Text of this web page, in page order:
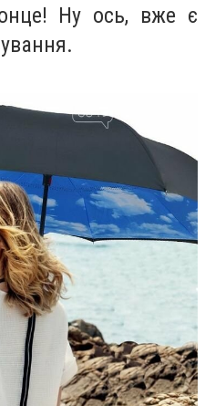
Ну ось, вже є